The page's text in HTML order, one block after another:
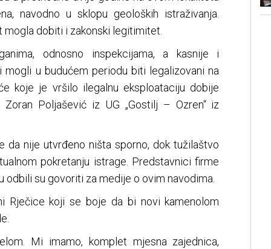
navodno u sklopu geoloških istraživanja.
mogla dobiti i zakonski legitimitet.
odnosno inspekcijama, a kasnije i
mogli u budućem periodu biti legalizovani na
koje je vršilo ilegalnu eksploataciju dobije
Poljašević iz UG „Gostilj – Ozren“ iz
da nije utvrđeno ništa sporno, dok tužilaštvo
pokretanju istrage. Predstavnici firme
odbili su govoriti za medije o ovim navodima.
Rječice koji se boje da bi novi kamenolom
Mi imamo, komplet mjesna zajednica,